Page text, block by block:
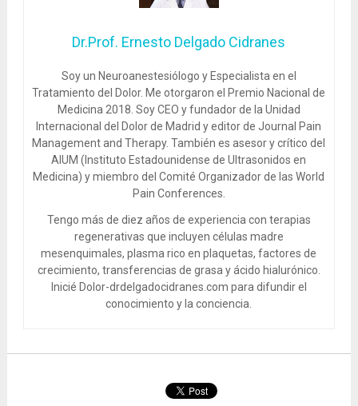
Dr.Prof. Ernesto Delgado Cidranes
Soy un Neuroanestesiólogo y Especialista en el
Tratamiento del Dolor. Me otorgaron el Premio Nacional de
Medicina 2018. Soy CEO y fundador de la Unidad
Internacional del Dolor de Madrid y editor de Journal Pain
Management and Therapy. También es asesor y crítico del
AIUM (Instituto Estadounidense de Ultrasonidos en
Medicina) y miembro del Comité Organizador de las World
Pain Conferences.
Tengo más de diez años de experiencia con terapias
regenerativas que incluyen células madre
mesenquimales, plasma rico en plaquetas, factores de
crecimiento, transferencias de grasa y ácido hialurónico.
Inicié Dolor-drdelgadocidranes.com para difundir el
conocimiento y la conciencia.